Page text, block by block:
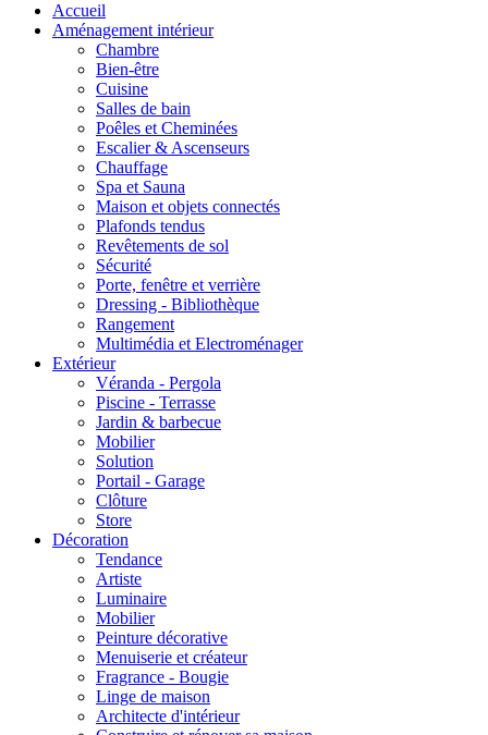
Accueil
Aménagement intérieur
Chambre
Bien-être
Cuisine
Salles de bain
Poêles et Cheminées
Escalier & Ascenseurs
Chauffage
Spa et Sauna
Maison et objets connectés
Plafonds tendus
Revêtements de sol
Sécurité
Porte, fenêtre et verrière
Dressing - Bibliothèque
Rangement
Multimédia et Electroménager
Extérieur
Véranda - Pergola
Piscine - Terrasse
Jardin & barbecue
Mobilier
Solution
Portail - Garage
Clôture
Store
Décoration
Tendance
Artiste
Luminaire
Mobilier
Peinture décorative
Menuiserie et créateur
Fragrance - Bougie
Linge de maison
Architecte d'intérieur